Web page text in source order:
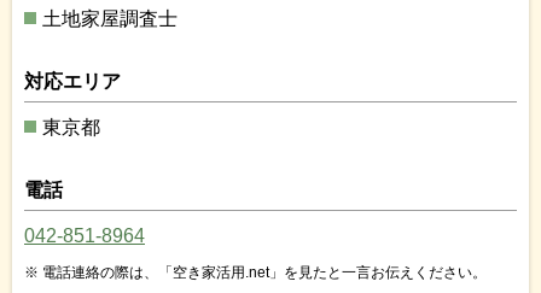
土地家屋調査士
対応エリア
東京都
電話
042-851-8964
電話連絡の際は、「空き家活用.net」を見たと一言お伝えください。